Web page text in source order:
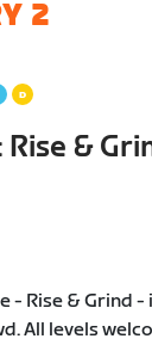
2
&
Rise & Grind
All levels